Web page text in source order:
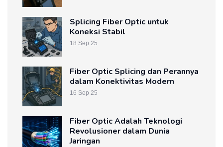
Splicing Fiber Optic untuk
Koneksi Stabil
18 Sep 25
Fiber Optic Splicing dan Perannya
dalam Konektivitas Modern
16 Sep 25
Fiber Optic Adalah Teknologi
Revolusioner dalam Dunia
Jaringan